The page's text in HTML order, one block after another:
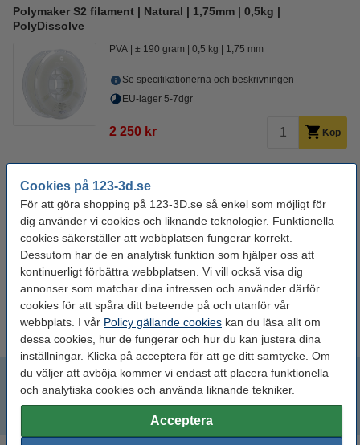
Cookies på 123-3d.se
För att göra shopping på 123-3D.se så enkel som möjligt för
dig använder vi cookies och liknande teknologier. Funktionella
cookies säkerställer att webbplatsen fungerar korrekt.
Dessutom har de en analytisk funktion som hjälper oss att
kontinuerligt förbättra webbplatsen. Vi vill också visa dig
annonser som matchar dina intressen och använder därför
cookies för att spåra ditt beteende på och utanför vår
webbplats. I vår Policy gällande cookies kan du läsa allt om
dessa cookies, hur de fungerar och hur du kan justera dina
inställningar. Klicka på acceptera för att ge ditt samtycke. Om
du väljer att avböja kommer vi endast att placera funktionella
och analytiska cookies och använda liknande tekniker.
Acceptera
Polymaker S2 filament | Natural | 1,75mm | 0,5kg |
PolyDissolve
PVA ± 190 gram 0,5 kg 1,75 mm
Se specifikationerna och beskrivningen
EU-lager 5-7dgr
2 250 kr Köp
1,75 mm PVA 2,85 mm PVA
1,75 mm PVA